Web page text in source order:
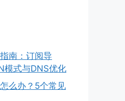
南：订阅导
模式与DNS优化
么办？5个常见